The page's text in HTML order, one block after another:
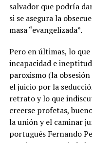
salvador que podría
si se asegura la
masa “evangelizada”.
Pero en últimas, lo
incapacidad e
paroxismo (la
el juicio por la
retrato y lo que
creerse profetas,
la unión y el caminar
portugués Fernando